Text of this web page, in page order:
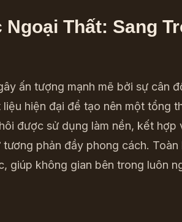
Thất: Sang
ấn tượng mạnh mẽ bởi sự cân
hiện đại để tạo nên một tổng
được sử dụng làm nền, kết hợp
phản đầy phong cách.
giúp không gian bên trong luôn